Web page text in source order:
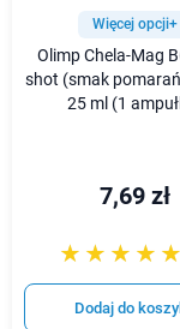
Więcej opcji+
Olimp Chela-Mag
shot (smak
25 ml (1
7,69 zł
☆☆☆☆☆
★★★★★
Dodaj do